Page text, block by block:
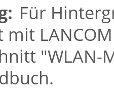
Für
mit LANCOM
"WLAN-